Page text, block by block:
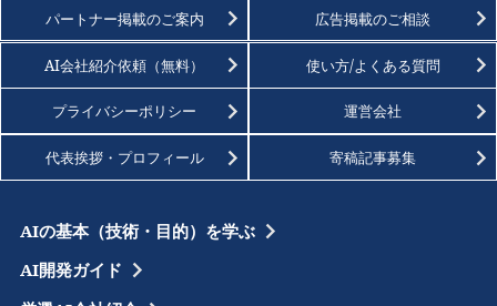
パートナー掲載のご案内 広告掲載のご相談
AI会社紹介依頼（無料） 使い方/よくある質問
プライバシーポリシー 運営会社
代表挨拶・プロフィール 寄稿記事募集
AIの基本（技術・目的）を学ぶ
AI開発ガイド